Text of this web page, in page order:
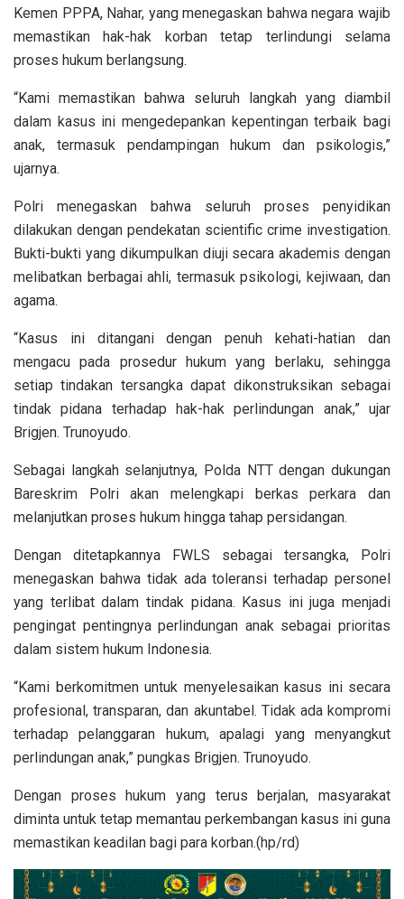
Kemen PPPA, Nahar, yang menegaskan bahwa negara wajib
memastikan hak-hak korban tetap terlindungi selama
proses hukum berlangsung.
“Kami memastikan bahwa seluruh langkah yang diambil
dalam kasus ini mengedepankan kepentingan terbaik bagi
anak, termasuk pendampingan hukum dan psikologis,”
ujarnya.
Polri menegaskan bahwa seluruh proses penyidikan
dilakukan dengan pendekatan scientific crime investigation.
Bukti-bukti yang dikumpulkan diuji secara akademis dengan
melibatkan berbagai ahli, termasuk psikologi, kejiwaan, dan
agama.
“Kasus ini ditangani dengan penuh kehati-hatian dan
mengacu pada prosedur hukum yang berlaku, sehingga
setiap tindakan tersangka dapat dikonstruksikan sebagai
tindak pidana terhadap hak-hak perlindungan anak,” ujar
Brigjen. Trunoyudo.
Sebagai langkah selanjutnya, Polda NTT dengan dukungan
Bareskrim Polri akan melengkapi berkas perkara dan
melanjutkan proses hukum hingga tahap persidangan.
Dengan ditetapkannya FWLS sebagai tersangka, Polri
menegaskan bahwa tidak ada toleransi terhadap personel
yang terlibat dalam tindak pidana. Kasus ini juga menjadi
pengingat pentingnya perlindungan anak sebagai prioritas
dalam sistem hukum Indonesia.
“Kami berkomitmen untuk menyelesaikan kasus ini secara
profesional, transparan, dan akuntabel. Tidak ada kompromi
terhadap pelanggaran hukum, apalagi yang menyangkut
perlindungan anak,” pungkas Brigjen. Trunoyudo.
Dengan proses hukum yang terus berjalan, masyarakat
diminta untuk tetap memantau perkembangan kasus ini guna
memastikan keadilan bagi para korban.(hp/rd)